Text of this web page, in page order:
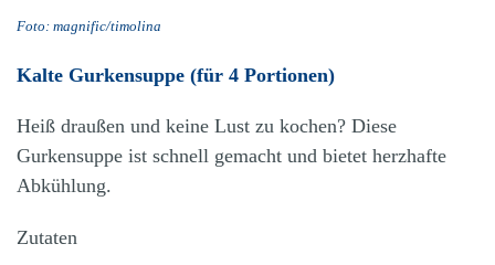
Foto: magnific/timolina
Kalte Gurkensuppe (für 4 Portionen)
Heiß draußen und keine Lust zu kochen? Diese
Gurkensuppe ist schnell gemacht und bietet herzhafte
Abkühlung.
Zutaten